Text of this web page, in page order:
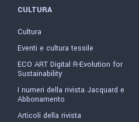
CULTURA
Cultura
Eventi e cultura tessile
ECO ART Digital R-Evolution for
Sustainability
I numeri della rivista Jacquard e
Abbonamento
Articoli della rivista